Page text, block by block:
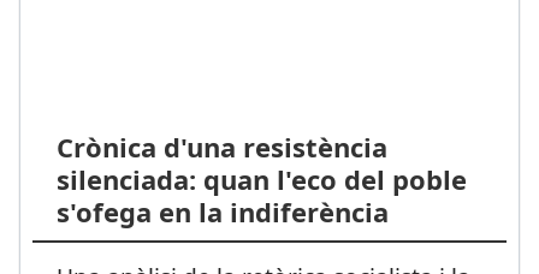
Crònica d'una resistència
silenciada: quan l'eco del poble
s'ofega en la indiferència